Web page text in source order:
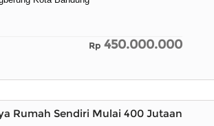
Rp 450.000.000
Rumah Sendiri Mulai 400 Jutaan